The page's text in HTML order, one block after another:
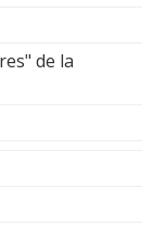
de la